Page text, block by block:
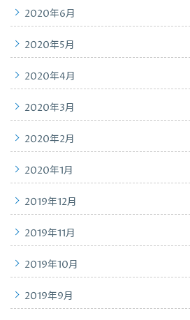
2020年6月
2020年5月
2020年4月
2020年3月
2020年2月
2020年1月
2019年12月
2019年11月
2019年10月
2019年9月